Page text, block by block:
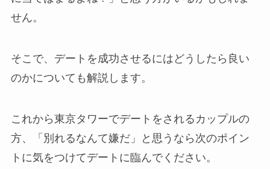
せん。
そこで、デートを成功させるにはどうしたら良い
のかについても解説します。
これから東京タワーでデートをされるカップルの
方、「別れるなんて嫌だ」と思うなら次のポイン
トに気をつけてデートに臨んでください。